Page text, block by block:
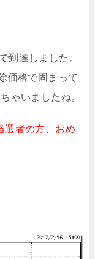
到達しました。
価格で固まって
ゃいましたね。
選者の方、おめ